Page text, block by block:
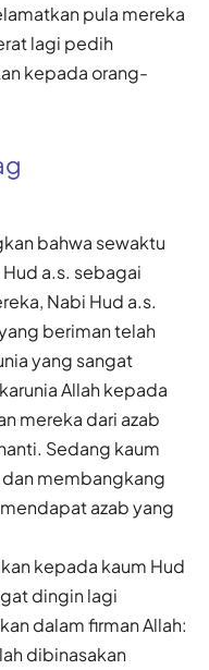
pula mereka
lagi pedih
kepada orang-
bahwa sewaktu
a.s. sebagai
Nabi Hud a.s.
beriman telah
yang sangat
Allah kepada
mereka dari azab
Sedang kaum
membangkang
azab yang
kepada kaum Hud
dingin lagi
dalam firman Allah:
dibinasakan